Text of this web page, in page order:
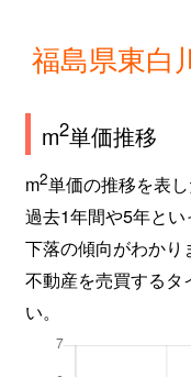
福島県東白
m2単価推移
m2単価の推移を表し
過去1年間や5年と
下落の傾向がわかり
不動産を売買するタ
い。